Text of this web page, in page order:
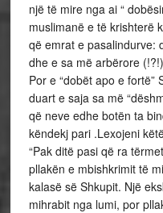
një të mire nga ai “
muslimanë e të krishterë
që emrat e pasalindurve:
dhe e sa më arbërore (!?!)
Por e “dobët apo e
duart e saja sa më
që neve edhe botën ta
këndekj pari .Lexojeni
“Pak ditë pasi që ra
pllakën e mbishkrimit të
kalasë së Shkupit. Një
mihrabit nga lumi, por